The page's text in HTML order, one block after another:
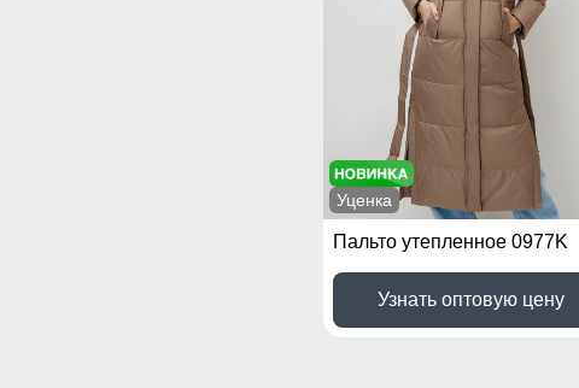
Уценка
Пальто утепленное 0977K
Узнать оптовую цену